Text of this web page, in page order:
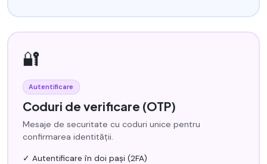
🔐
Autentificare
Coduri de verificare (OTP)
Mesaje de securitate cu coduri unice pentru
confirmarea identității.
✓ Autentificare în doi pași (2FA)